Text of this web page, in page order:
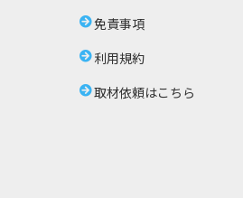
免責事項
利用規約
取材依頼はこちら